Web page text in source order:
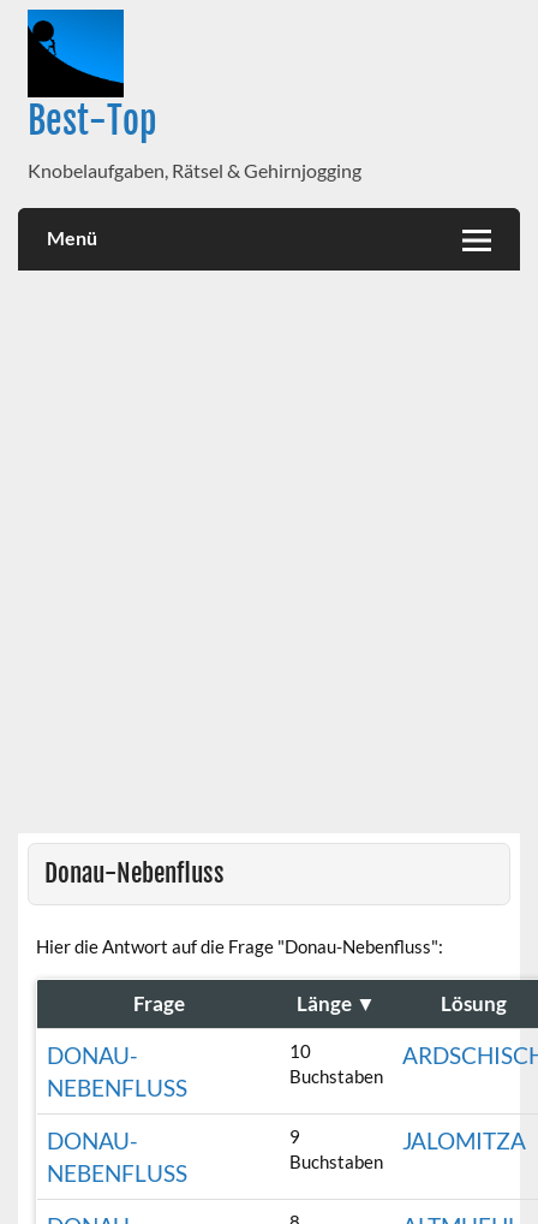
Best-Top
Knobelaufgaben, Rätsel & Gehirnjogging
Menü
Donau-Nebenfluss
Hier die Antwort auf die Frage "Donau-Nebenfluss":
Frage Länge ▼ Lösung
DONAU-
NEBENFLUSS
10
Buchstaben
DONAU-
NEBENFLUSS
9
Buchstaben
JALOMITZA